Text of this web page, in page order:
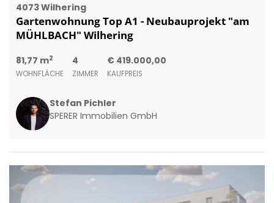
4073 Wilhering
Gartenwohnung Top A1 - Neubauprojekt "am
MÜHLBACH" Wilhering
81,77 m2
WOHNFLÄCHE
4
ZIMMER
€ 419.000,00
KAUFPREIS
Stefan Pichler
SPERER Immobilien GmbH